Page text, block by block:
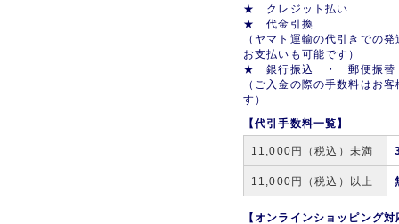
★ クレジット払い
★ 代金引換
（ヤマト運輸の代引きでの
お支払いも可能です）
★ 銀行振込 ・ 郵便振替
（ご入金の際の手数料はお
す）
【代引手数料一覧】
11,000円（税込）未満
11,000円（税込）以上
【オンラインショッピング